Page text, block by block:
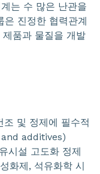
는 수 많은 난관을
진정한 협력관계
품과 물질을 개발
조 및 정제에 필수적
additives)
시설 고도화 정제
화제, 석유화학 시